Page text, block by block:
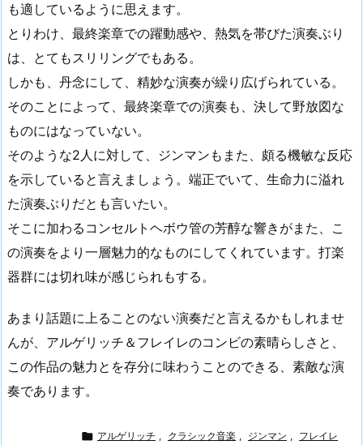
も適しているように思えます。
とりわけ、最終楽章での躍動感や、熱気を帯びた演奏ぶり
は、とてもスリリングでもある。
しかも、丹念にして、精妙な演奏が繰り広げられている。
そのことによって、最終楽章での演奏も、決して野放図な
ものにはなっていない。
そのような2人に対して、ジンマンもまた、頗る機敏な反応
を示していると言えましょう。端正でいて、生命力に溢れ
た演奏ぶりだとも言いたい。
そこに加わるコンセルトヘボウ管の芳醇な響きがまた、こ
の演奏をより一層魅力的なものにしてくれています。打楽
器群には切れ味が感じられもする。
あまり話題に上ることのない演奏だと言えるかもしれませ
んが、アルゲリッチ＆フレイレのコンビの素晴らしさと、
この作品の魅力とを存分に味わうことのできる、素敵な演
奏であります。
 アルゲリッチ , クラシック音楽 , ジンマン , フレイレ